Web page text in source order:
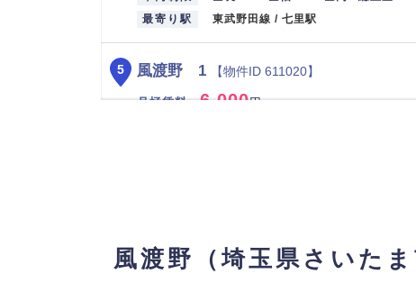
最寄り駅
東武野田線 / 七里駅
風渡野 1 【物件ID 611020】
月極賃料：6,000円
5
七里北口 2【物件ID 611023】
6
風渡野（埼玉県さいた